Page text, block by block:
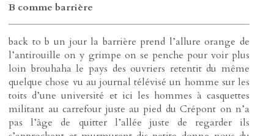
B comme barrière
back to b un jour la barrière prend l’allure orange de
l’antirouille on y grimpe on se penche pour voir plus
loin brouhaha le pays des ouvriers retentit du même
quelque chose vu au journal télévisé un homme sur les
toits d’une université et ici les hommes à casquettes
militant au carrefour juste au pied du Crépont on n’a
pas l’âge de quitter l’allée juste de regarder ils